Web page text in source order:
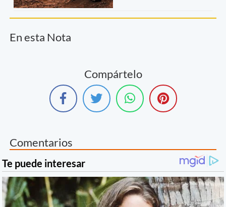
En esta Nota
Compártelo
Comentarios